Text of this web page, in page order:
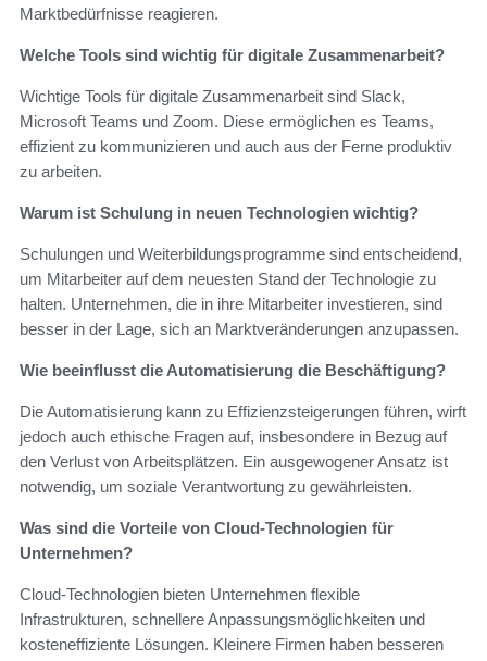
Marktbedürfnisse reagieren.
Welche Tools sind wichtig für digitale Zusammenarbeit?
Wichtige Tools für digitale Zusammenarbeit sind Slack,
Microsoft Teams und Zoom. Diese ermöglichen es Teams,
effizient zu kommunizieren und auch aus der Ferne produktiv
zu arbeiten.
Warum ist Schulung in neuen Technologien wichtig?
Schulungen und Weiterbildungsprogramme sind entscheidend,
um Mitarbeiter auf dem neuesten Stand der Technologie zu
halten. Unternehmen, die in ihre Mitarbeiter investieren, sind
besser in der Lage, sich an Marktveränderungen anzupassen.
Wie beeinflusst die Automatisierung die Beschäftigung?
Die Automatisierung kann zu Effizienzsteigerungen führen, wirft
jedoch auch ethische Fragen auf, insbesondere in Bezug auf
den Verlust von Arbeitsplätzen. Ein ausgewogener Ansatz ist
notwendig, um soziale Verantwortung zu gewährleisten.
Was sind die Vorteile von Cloud-Technologien für
Unternehmen?
Cloud-Technologien bieten Unternehmen flexible
Infrastrukturen, schnellere Anpassungsmöglichkeiten und
kosteneffiziente Lösungen. Kleinere Firmen haben besseren